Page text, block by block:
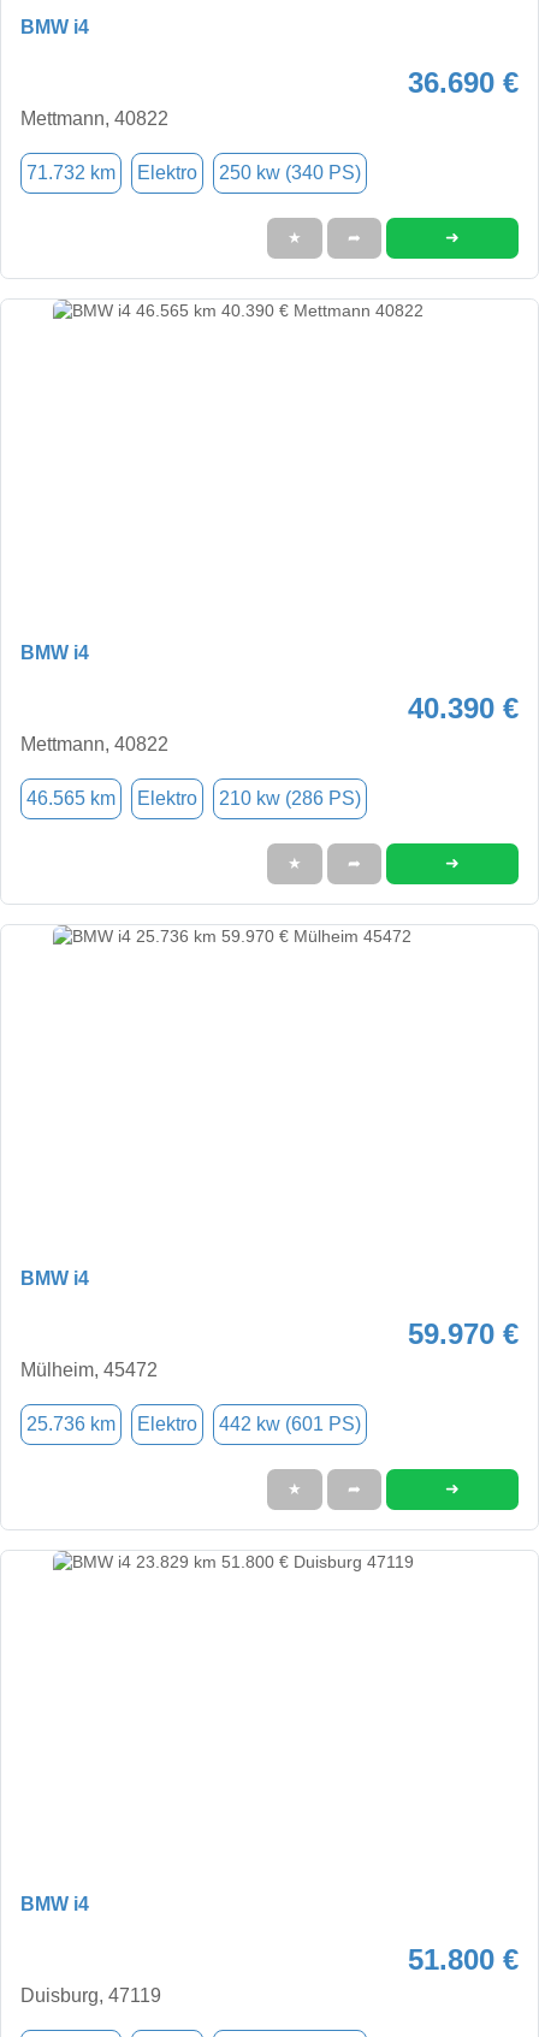
BMW i4
36.690 €
Mettmann, 40822
71.732 km Elektro 250 kw (340 PS)
★ ➦ ➜
BMW i4
40.390 €
Mettmann, 40822
46.565 km Elektro 210 kw (286 PS)
★ ➦ ➜
BMW i4
59.970 €
Mülheim, 45472
25.736 km Elektro 442 kw (601 PS)
★ ➦ ➜
BMW i4
51.800 €
Duisburg, 47119